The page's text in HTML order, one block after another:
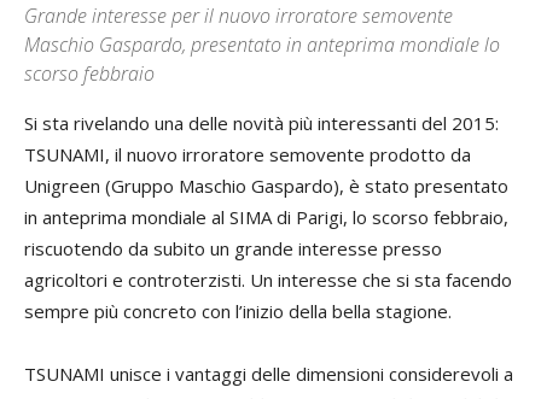
Grande interesse per il nuovo irroratore semovente
Maschio Gaspardo, presentato in anteprima mondiale lo
scorso febbraio
Si sta rivelando una delle novità più interessanti del 2015:
TSUNAMI, il nuovo irroratore semovente prodotto da
Unigreen (Gruppo Maschio Gaspardo), è stato presentato
in anteprima mondiale al SIMA di Parigi, lo scorso febbraio,
riscuotendo da subito un grande interesse presso
agricoltori e controterzisti. Un interesse che si sta facendo
sempre più concreto con l’inizio della bella stagione.
TSUNAMI unisce i vantaggi delle dimensioni considerevoli a